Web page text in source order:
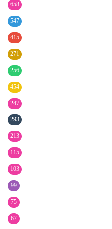
658
547
415
271
256
454
247
293
213
115
103
99
75
67